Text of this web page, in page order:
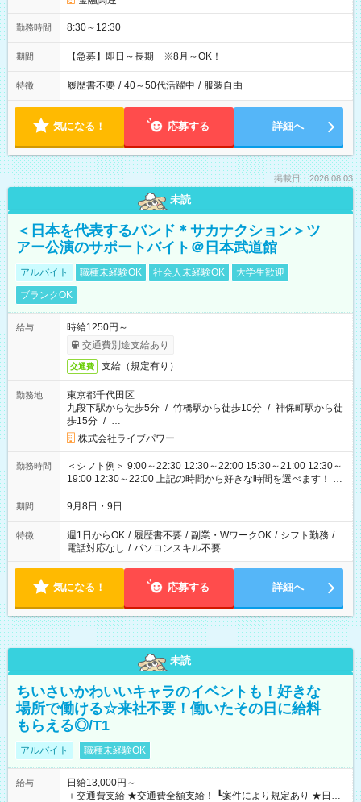
勤務時間 8:30～12:30
期間 【急募】即日～長期 ※8月～OK！
特徴 履歴書不要 / 40～50代活躍中 / 服装自由
気になる！ 応募する 詳細へ
掲載日：2026.08.03
未読
＜日本を代表するバンド＊サカナクション＞ツ
アー公演のサポートバイト＠日本武道館
アルバイト 職種未経験OK 社会人未経験OK
大学生歓迎
ブランクOK
給与
時給1250円～
交通費別途支給あり
交通費 支給（規定有り）
勤務地
東京都千代田区
九段下駅から徒歩5分 / 竹橋駅から徒歩10分 / 神保町駅から徒
歩15分 / …
株式会社ライブパワー
勤務時間
＜シフト例＞ 9:00～22:30 12:30～22:00 15:30～21:00 12:30～
19:00 12:30～22:00 上記の時間から好きな時間を選べます！ ※
時間は変更となる可能性があります
期間 9月8日・9日
特徴 週1日からOK / 履歴書不要 / 副業・WワークOK / シフト勤務 /
電話対応なし / パソコンスキル不要
気になる！ 応募する 詳細へ
未読
ちいさいかわいいキャラのイベントも！好きな
場所で働ける☆来社不要！働いたその日に給料
もらえる◎/T1
アルバイト 職種未経験OK
給与
日給13,000円～
＋交通費支給 ★交通費全額支給！ ┗案件により規定あり ★日払